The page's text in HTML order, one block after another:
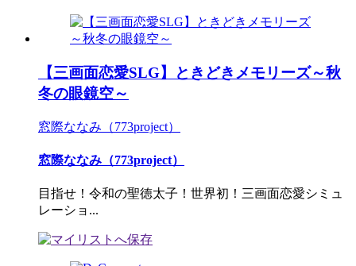
【三画面恋愛SLG】ときどきメモリーズ～秋
冬の眼鏡空～
窓際ななみ（773project）
窓際ななみ（773project）
目指せ！令和の聖徳太子！世界初！三画面恋愛シミュ
レーショ...